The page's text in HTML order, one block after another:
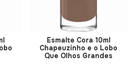
Esmalte Cora 10ml
Chapeuzinho e o Lobo
Que Olhos Grandes